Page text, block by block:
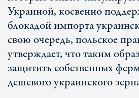
Украиной, косвенно
блокадой импорта
свою очередь, польское
утверждает, что таким
защитить собственных
дешевого украинского